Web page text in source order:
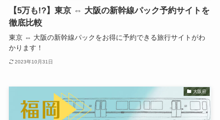
【5万も!?】東京 ⇔ 大阪の新幹線パック予約サイトを
徹底比較
東京 ⇔ 大阪の新幹線パックをお得に予約できる旅行サイトがわ
かります！
2023年10月31日
大阪府